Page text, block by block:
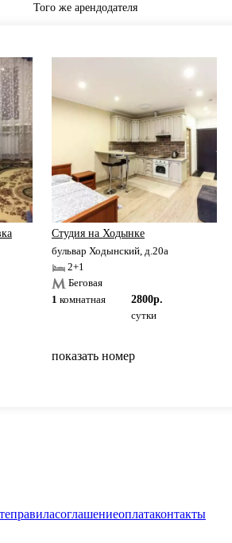
Того же арендодателя
Студия на Ходынке
бульвар Ходынский, д.20а
2+1
Беговая
1 комнатная
2800р.
сутки
показать номер
правиласоглашениеоплатаконтакты